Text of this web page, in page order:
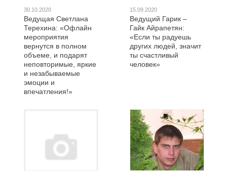
30.10.2020
Ведущая Светлана
Терехина: «Офлайн
мероприятия
вернутся в полном
объеме, и подарят
неповторимые, яркие
и незабываемые
эмоции и
впечатления!»
15.09.2020
Ведущий Гарик –
Гайк Айрапетян:
«Если ты радуешь
других людей, значит
ты счастливый
человек»